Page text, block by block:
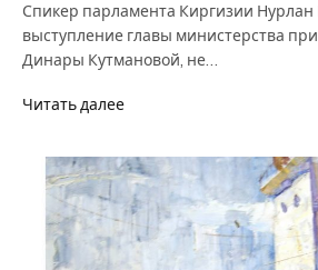
Спикер парламента Киргизии
выступление главы министерства
Динары Кутмановой, не…
Читать далее